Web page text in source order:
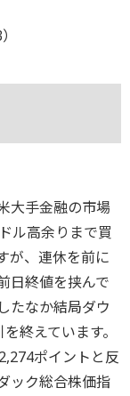
大手金融の市場
ル高余りまで買
が、連休を前に
日終値を挟んで
たなか結局ダウ
終えています。
ポイントと反
ック総合株価指